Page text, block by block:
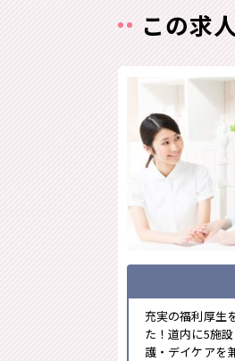
この求
充実の福利厚生
た！道内に5施
護・デイケアを